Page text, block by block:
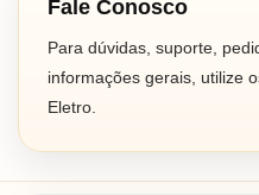
Fale Conosco
Para dúvidas, suporte,
informações gerais, utilize
Eletro.